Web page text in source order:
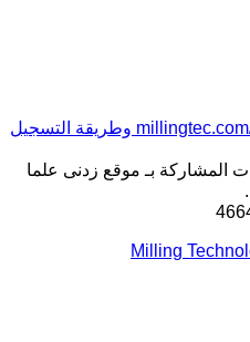
قوانين موقع زدنى علما millingtec.com/php وطريقة التسجيل
المشاركة بـ موقع زدنى علما